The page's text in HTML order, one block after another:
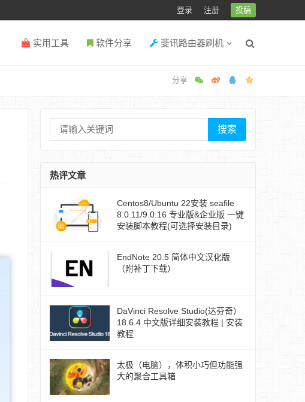
登录 注册 投稿
实用工具 软件分享 斐讯路由器刷机
搜索
热评文章
Centos8/Ubuntu 22安装 seafile
8.0.11/9.0.16 专业版&企业版 一键
安装脚本教程(可选择安装目录)
EndNote 20.5 简体中文汉化版
（附补丁下载）
DaVinci Resolve Studio(达芬奇）
18.6.4 中文版详细安装教程 | 安装
教程
太极（电脑），体积小巧但功能强
大的聚合工具箱